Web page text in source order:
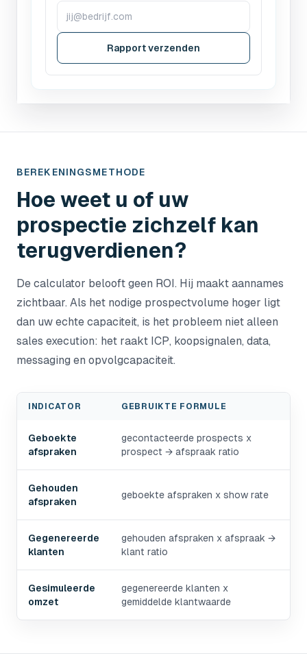
Rapport verzenden
BEREKENINGSMETHODE
Hoe weet u of uw
prospectie zichzelf kan
terugverdienen?
De calculator belooft geen ROI. Hij maakt aannames
zichtbaar. Als het nodige prospectvolume hoger ligt
dan uw echte capaciteit, is het probleem niet alleen
sales execution: het raakt ICP, koopsignalen, data,
messaging en opvolgcapaciteit.
INDICATOR GEBRUIKTE FORMULE
Geboekte
afspraken
gecontacteerde prospects x
prospect → afspraak ratio
Gehouden
afspraken
geboekte afspraken x show rate
Gegenereerde
klanten
gehouden afspraken x afspraak →
klant ratio
Gesimuleerde
omzet
gegenereerde klanten x
gemiddelde klantwaarde